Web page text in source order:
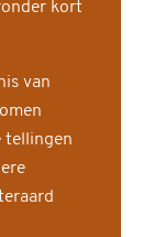
kort
van
tellingen